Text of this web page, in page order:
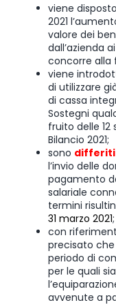
viene
2021
valore dei
dall’azienda
concorre alla
viene
di utilizzare
di cassa
Sostegni
fruito delle
Bilancio 2021;
sono differiti
l’invio delle
pagamento
salariale
termini
31 marzo 2021;
con
precisato
periodo di
per le quali
avvenute a